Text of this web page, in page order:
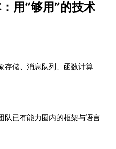
用“够用”的技术
存储、消息队列、函数计算
队已有能力圈内的框架与语言